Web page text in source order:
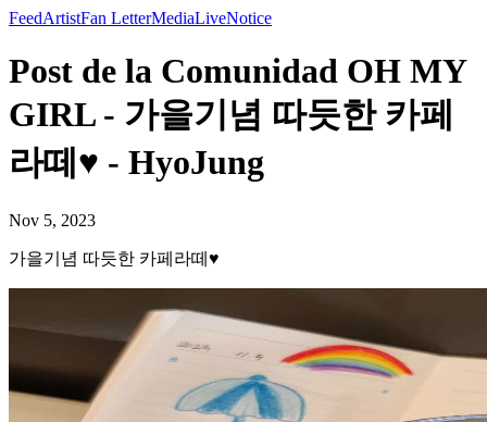
FeedArtistFan LetterMediaLiveNotice
Post de la Comunidad OH MY
GIRL - 가을기념 따듯한 카페
라떼♥ - HyoJung
Nov 5, 2023
가을기념 따듯한 카페라떼♥